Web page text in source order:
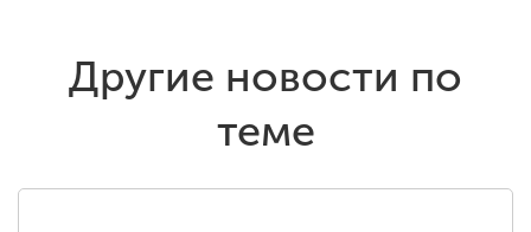
Другие новости по
теме